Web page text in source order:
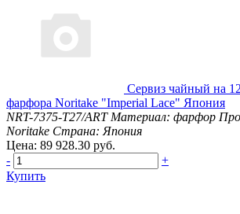
Сервиз чайный на
фарфора Noritake "Imperial Lace" Япония
NRT-7375-T27/ART Материал: фарфор
Noritake Страна: Япония
Цена: 89 928.30 руб.
-
+
Купить